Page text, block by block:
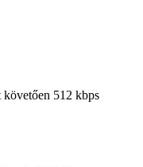
követően 512 kbps